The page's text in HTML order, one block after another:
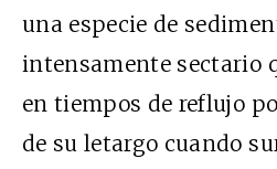
una especie de
intensamente sectario
en tiempos de reflujo
de su letargo cuando